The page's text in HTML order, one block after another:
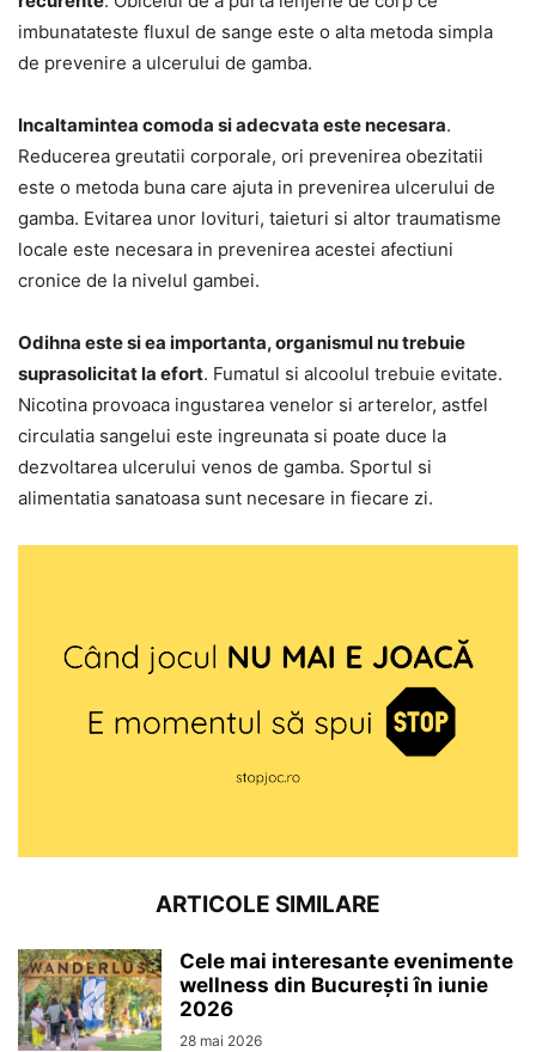
imbunatateste fluxul de sange este o alta metoda simpla
de prevenire a ulcerului de gamba.
Incaltamintea comoda si adecvata este necesara.
Reducerea greutatii corporale, ori prevenirea obezitatii
este o metoda buna care ajuta in prevenirea ulcerului de
gamba. Evitarea unor lovituri, taieturi si altor traumatisme
locale este necesara in prevenirea acestei afectiuni
cronice de la nivelul gambei.
Odihna este si ea importanta, organismul nu trebuie
suprasolicitat la efort. Fumatul si alcoolul trebuie evitate.
Nicotina provoaca ingustarea venelor si arterelor, astfel
circulatia sangelui este ingreunata si poate duce la
dezvoltarea ulcerului venos de gamba. Sportul si
alimentatia sanatoasa sunt necesare in fiecare zi.
ARTICOLE SIMILARE
Cele mai interesante evenimente
wellness din București în iunie
2026
28 mai 2026